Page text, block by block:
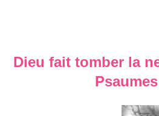
Dieu fait tomber la